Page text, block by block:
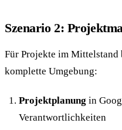
Szenario 2:
Für Projekte im Mittelstand
komplette Umgebung:
Projektplanung in
Verantwortlichkeiten